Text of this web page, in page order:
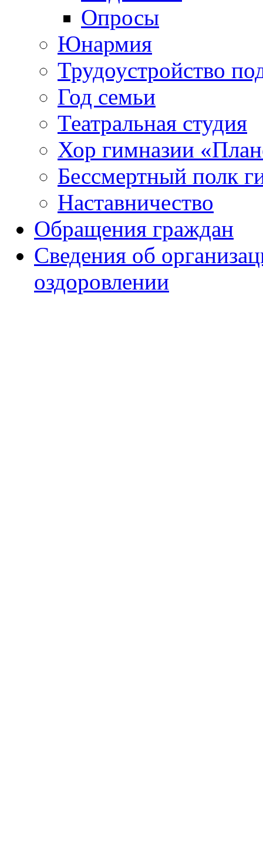
Опросы
Юнармия
Трудоустройство
Год семьи
Театральная студия
Хор гимназии
Бессмертный полк
Наставничество
Обращения граждан
Сведения об
оздоровлении